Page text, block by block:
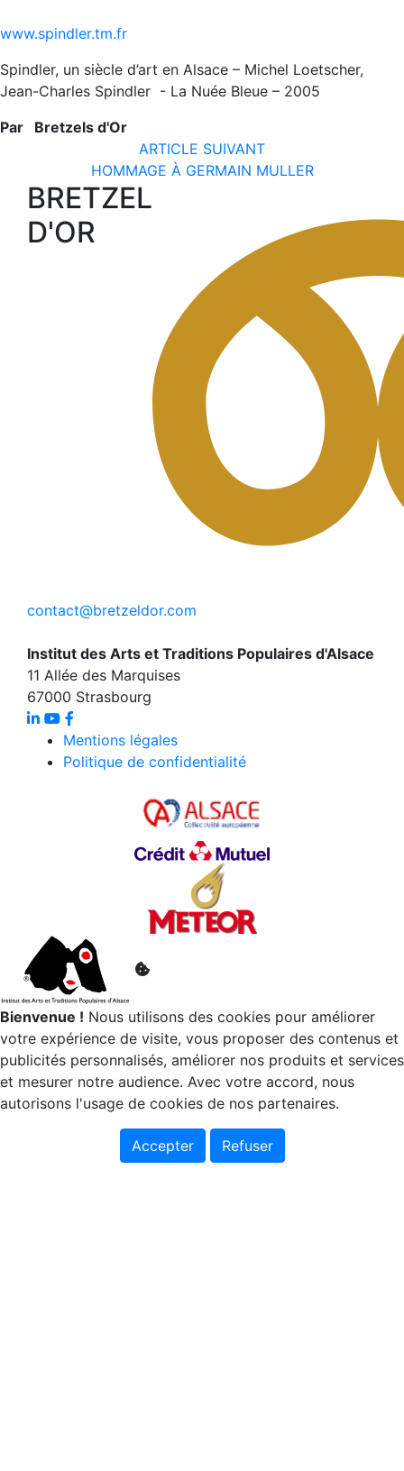
www.spindler.tm.fr
Spindler, un siècle d’art en Alsace – Michel Loetscher,
Jean-Charles Spindler - La Nuée Bleue – 2005
Par
Bretzels d'Or
ARTICLE SUIVANT
HOMMAGE À GERMAIN MULLER
BRETZEL
D'OR
contact@bretzeldor.com
Institut des Arts et Traditions Populaires d'Alsace
11 Allée des Marquises
67000 Strasbourg
Mentions légales
Politique de confidentialité
Bienvenue ! Nous utilisons des cookies pour améliorer
votre expérience de visite, vous proposer des contenus et
publicités personnalisés, améliorer nos produits et services
et mesurer notre audience. Avec votre accord, nous
autorisons l'usage de cookies de nos partenaires.
Accepter Refuser